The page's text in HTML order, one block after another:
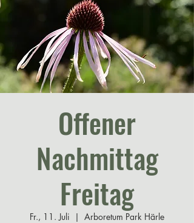
Offener
Nachmittag
Freitag
Fr., 11. Juli
  |
Arboretum Park Härle